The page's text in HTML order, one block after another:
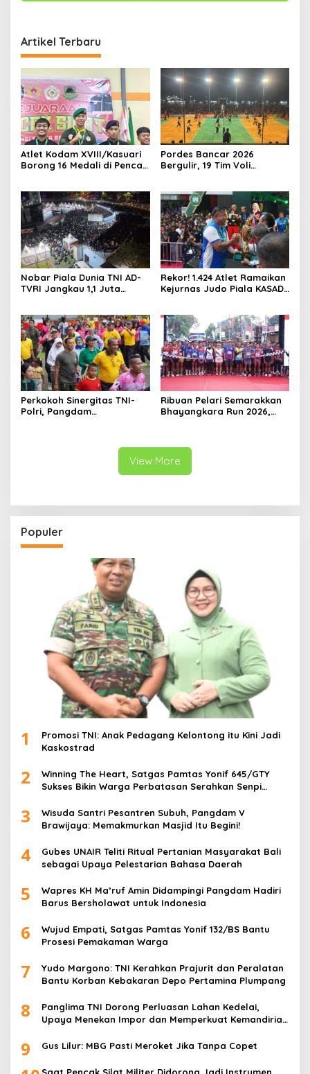
Artikel Terbaru
Atlet Kodam XVIII/Kasuari
Borong 16 Medali di Pencak
Pordes Bancar 2026
Bergulir, 19 Tim Voli
Nobar Piala Dunia TNI AD-
TVRI Jangkau 1,1 Juta
Rekor! 1.424 Atlet Ramaikan
Kejurnas Judo Piala KASAD
Perkokoh Sinergitas TNI-
Polri, Pangdam
Bhayangkara ke-80 di
Ribuan Pelari Semarakkan
Bhayangkara Run 2026,
View More
Populer
1
Promosi TNI: Anak Pedagang Kelontong itu Kini Jadi
Kaskostrad
2
Winning The Heart, Satgas Pamtas Yonif 645/GTY
Sukses Bikin Warga Perbatasan Serahkan Senpi
3
Wisuda Santri Pesantren Subuh, Pangdam V
Brawijaya: Memakmurkan Masjid Itu Begini!
4
Gubes UNAIR Teliti Ritual Pertanian Masyarakat Bali
sebagai Upaya Pelestarian Bahasa Daerah
5
Wapres KH Ma’ruf Amin Didampingi Pangdam Hadiri
Barus Bersholawat untuk Indonesia
6
Wujud Empati, Satgas Pamtas Yonif 132/BS Bantu
Prosesi Pemakaman Warga
7
Yudo Margono: TNI Kerahkan Prajurit dan Peralatan
Bantu Korban Kebakaran Depo Pertamina Plumpang
8
Panglima TNI Dorong Perluasan Lahan Kedelai,
Upaya Menekan Impor dan Memperkuat Kemandirian
9 Gus Lilur: MBG Pasti Meroket Jika Tanpa Copet
Saat Pencak Silat Militer Didorong Jadi Instrumen